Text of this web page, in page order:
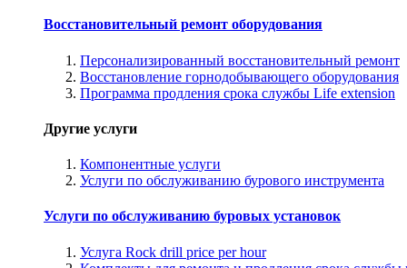
Восстановительный ремонт оборудования
Персонализированный восстановительный ремонт
Восстановление горнодобывающего оборудования
Программа продления срока службы Life extension
Другие услуги
Компонентные услуги
Услуги по обслуживанию бурового инструмента
Услуги по обслуживанию буровых установок
Услуга Rock drill price per hour